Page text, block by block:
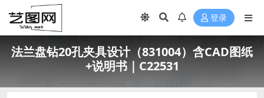
登录
法兰盘钻20孔夹具设计（831004）含CAD图纸
+说明书｜C22531